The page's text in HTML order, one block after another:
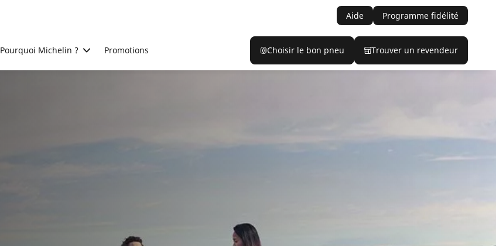
Aide Programme fidélité
Pourquoi Michelin ? Promotions Choisir le bon pneu Trouver un revendeur